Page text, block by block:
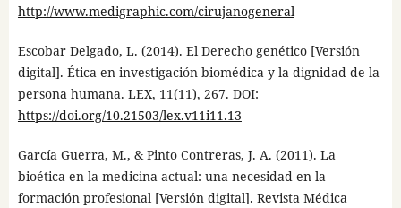
http://www.medigraphic.com/cirujanogeneral
Escobar Delgado, L. (2014). El Derecho genético [Versión
digital]. Ética en investigación biomédica y la dignidad de la
persona humana. LEX, 11(11), 267. DOI:
https://doi.org/10.21503/lex.v11i11.13
García Guerra, M., & Pinto Contreras, J. A. (2011). La
bioética en la medicina actual: una necesidad en la
formación profesional [Versión digital]. Revista Médica